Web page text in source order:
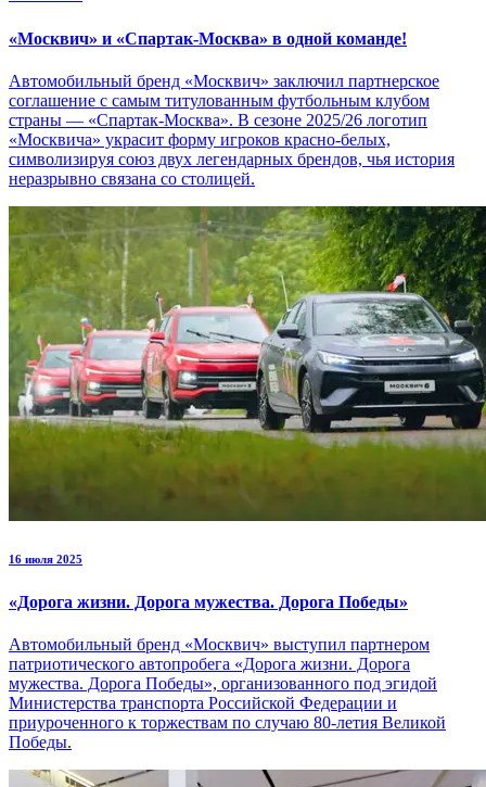
«Москвич» и «Спартак-Москва» в одной команде!
Автомобильный бренд «Москвич» заключил партнерское
соглашение с самым титулованным футбольным клубом
страны — «Спартак-Москва». В сезоне 2025/26 логотип
«Москвича» украсит форму игроков красно-белых,
символизируя союз двух легендарных брендов, чья история
неразрывно связана со столицей.
16 июля 2025
«Дорога жизни. Дорога мужества. Дорога Победы»
Автомобильный бренд «Москвич» выступил партнером
патриотического автопробега «Дорога жизни. Дорога
мужества. Дорога Победы», организованного под эгидой
Министерства транспорта Российской Федерации и
приуроченного к торжествам по случаю 80-летия Великой
Победы.